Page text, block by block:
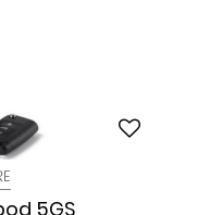
5GS